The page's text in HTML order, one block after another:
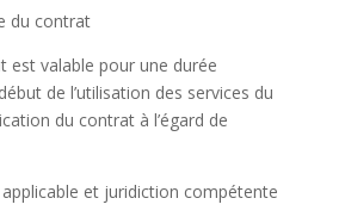
du contrat
est valable pour une durée
de l’utilisation des services du
du contrat à l’égard de
et juridiction compétente